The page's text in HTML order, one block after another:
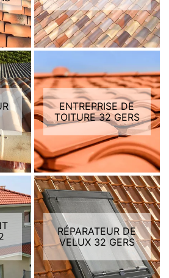
ENTREPRISE DE
TOITURE 32 GERS
RÉPARATEUR DE
VELUX 32 GERS